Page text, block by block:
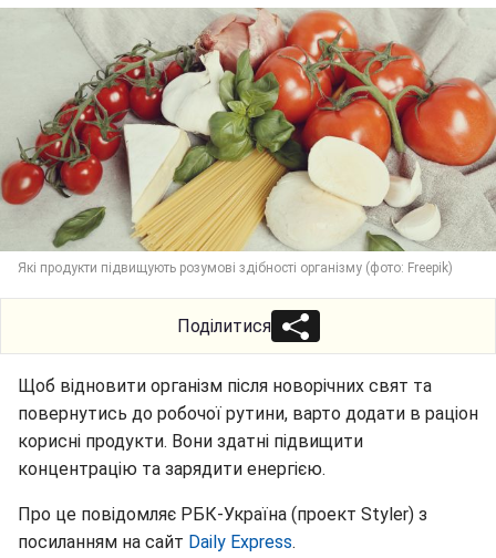
Які продукти підвищують розумові здібності організму (фото: Freepik)
Поділитися
Щоб відновити організм після новорічних свят та
повернутись до робочої рутини, варто додати в раціон
корисні продукти. Вони здатні підвищити
концентрацію та зарядити енергією.
Про це повідомляє РБК-Україна (проект Styler) з
посиланням на сайт Daily Express.